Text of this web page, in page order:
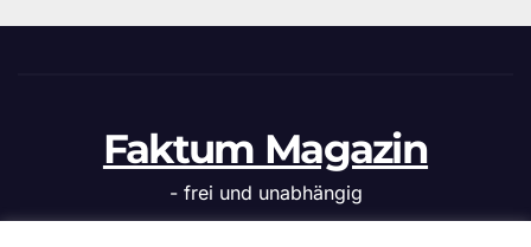
Faktum Magazin
- frei und unabhängig